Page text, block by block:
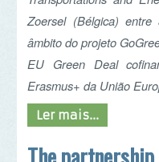
Ler mais...
The partnership
between NGOs
municipalities -
Leiria, Portugal